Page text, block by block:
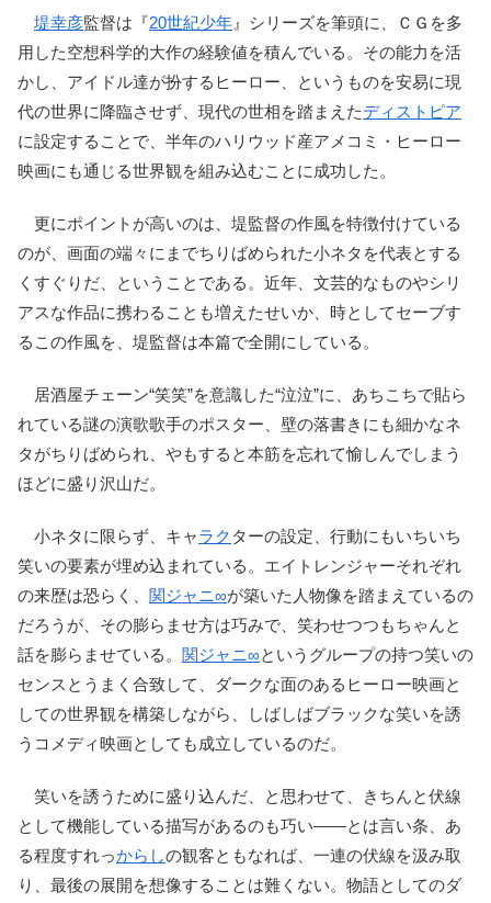
堤幸彦監督は『20世紀少年 』シリーズを筆頭に、ＣＧを多
用した空想科学的大作の経験値を積んでいる。その能力を活
かし、アイドル達が扮するヒーロー、というものを安易に現
代の世界に降臨させず、現代の世相を踏まえたディストピア
に設定することで、半年のハリウッド産アメコミ・ヒーロー
映画にも通じる世界観を組み込むことに成功した。
更にポイントが高いのは、堤監督の作風を特徴付けている
のが、画面の端々にまでちりばめられた小ネタを代表とする
くすぐりだ、ということである。近年、文芸的なものやシリ
アスな作品に携わることも増えたせいか、時としてセーブす
るこの作風を、堤監督は本篇で全開にしている。
居酒屋チェーン“笑笑”を意識した“泣泣”に、あちこちで貼ら
れている謎の演歌歌手のポスター、壁の落書きにも細かなネ
タがちりばめられ、やもすると本筋を忘れて愉しんでしまう
ほどに盛り沢山だ。
小ネタに限らず、キャラク ターの設定、行動にもいちいち
笑いの要素が埋め込まれている。エイトレンジャーそれぞれ
の来歴は恐らく、 関ジャニ∞が築いた人物像を踏まえているの
だろうが、その膨らませ方は巧みで、笑わせつつもちゃんと
話を膨らませている。 関ジャニ∞というグループの持つ笑いの
センスとうまく合致して、ダークな面のあるヒーロー映画と
しての世界観を構築しながら、しばしばブラックな笑いを誘
うコメディ映画としても成立しているのだ。
笑いを誘うために盛り込んだ、と思わせて、きちんと伏線
として機能している描写があるのも巧い――とは言い条、あ
る程度すれっからしの観客ともなれば、一連の伏線を汲み取
り、最後の展開を想像することは難くない。物語としてのダ